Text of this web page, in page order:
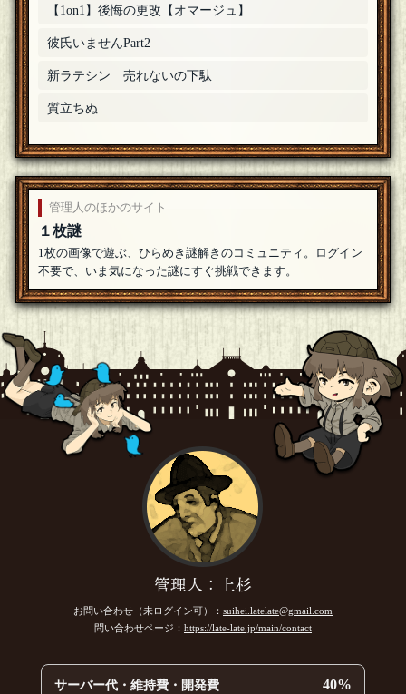
【1on1】後悔の更改【オマージュ】
彼氏いませんPart2
新ラテシン 売れないの下駄
質立ちぬ
管理人のほかのサイト
１枚謎
1枚の画像で遊ぶ、ひらめき謎解きのコミュニティ。ログイン
不要で、いま気になった謎にすぐ挑戦できます。
管理人：上杉
お問い合わせ（未ログイン可）： suihei.latelate@gmail.com
問い合わせページ： https://late-late.jp/main/contact
サーバー代・維持費・開発費 40%